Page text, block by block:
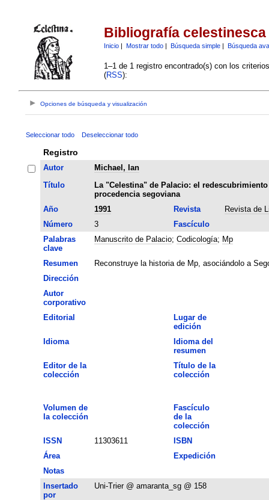
Bibliografía celestinesca
Inicio| Mostrar todo| Búsqueda simple| Búsqueda
1–1 de 1 registro encontrado(s) con los
(RSS):
Opciones de búsqueda y visualización
Seleccionar todo Deseleccionar todo
Registro
Autor
Michael, Ian
Título
La "Celestina" de Palacio: el
procedencia segoviana
Año
1991 Revista
Revista de
Número
3
Fascículo
Palabras
clave
Manuscrito de Palacio; Codicología; Mp
Resumen
Reconstruye la historia de Mp, asociándolo a
Dirección
Autor
corporativo
Editorial
Lugar de
edición
Idioma
Idioma del
resumen
Editor de la
colección
Título de la
colección
Volumen de
la colección
Fascículo
de la
colección
ISSN
11303611
ISBN
Área
Expedición
Notas
Insertado
por
Uni-Trier @ amaranta_sg @ 158